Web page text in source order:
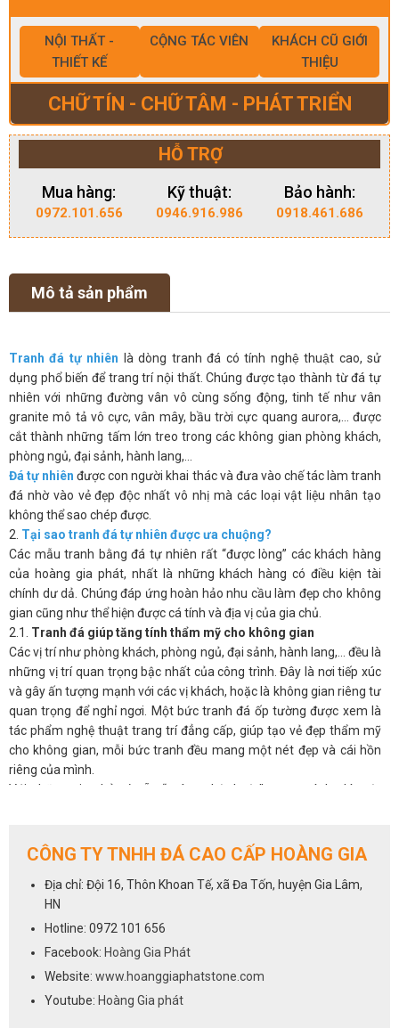
NỘI THẤT -
THIẾT KẾ
CỘNG TÁC VIÊN
KHÁCH CŨ GIỚI
THIỆU
CHỮ TÍN - CHỮ TÂM - PHÁT TRIỂN
HỖ TRỢ
Mua hàng:
0972.101.656
Kỹ thuật:
0946.916.986
Bảo hành:
0918.461.686
Mô tả sản phẩm
Tranh đá tự nhiên là dòng tranh đá có tính nghệ thuật cao, sử
dụng phổ biến để trang trí nội thất. Chúng được tạo thành từ đá tự
nhiên với những đường vân vô cùng sống động, tinh tế như vân
granite mô tả vô cực, vân mây, bầu trời cực quang aurora,… được
cắt thành những tấm lớn treo trong các không gian phòng khách,
phòng ngủ, đại sảnh, hành lang,…
Đá tự nhiên được con người khai thác và đưa vào chế tác làm tranh
đá nhờ vào vẻ đẹp độc nhất vô nhị mà các loại vật liệu nhân tạo
không thể sao chép được.
2. Tại sao tranh đá tự nhiên được ưa chuộng?
Các mẫu tranh bằng đá tự nhiên rất “được lòng” các khách hàng
của hoàng gia phát, nhất là những khách hàng có điều kiện tài
chính dư dả. Chúng đáp ứng hoàn hảo nhu cầu làm đẹp cho không
gian cũng như thể hiện được cá tính và địa vị của gia chủ.
2.1. Tranh đá giúp tăng tính thẩm mỹ cho không gian
Các vị trí như phòng khách, phòng ngủ, đại sảnh, hành lang,… đều là
những vị trí quan trọng bậc nhất của công trình. Đây là nơi tiếp xúc
và gây ấn tượng mạnh với các vị khách, hoặc là không gian riêng tư
quan trọng để nghỉ ngơi. Một bức tranh đá ốp tường được xem là
tác phẩm nghệ thuật trang trí đẳng cấp, giúp tạo vẻ đẹp thẩm mỹ
cho không gian, mỗi bức tranh đều mang một nét đẹp và cái hồn
riêng của mình.
Với những gia chủ có sẵn “máu nghệ thuật” trong mình, thì một
2.2.Tranh đá giúp điều hòa phong thủy cho phòng khách
nghĩa phong thủy, có thể tác động đến âm dương ngũ hành và làm
thay đổi vận khí trong nhà. Được hình thành hoàn toàn từ tự nhiên,
nên có tác dụng tạo không gian thoáng đãng, mở rộng tầm nhìn,
đem đến nguồn năng lượng tích cực, an nhiên cho các thành viên
Người ta quan niệm, khi chọn tranh đá tự nhiên có màu sắc hợp với
mệnh còn mang đến may mắn, tài lộc, hóa giải những xui xẻo, giúp
CÔNG TY TNHH ĐÁ CAO CẤP HOÀNG GIA
Địa chỉ: Đội 16, Thôn Khoan Tế, xã Đa Tốn, huyện Gia Lâm,
HN
Hotline: 0972 101 656
Facebook: Hoàng Gia Phát
Website: www.hoanggiaphatstone.com
Youtube: Hoàng Gia phát